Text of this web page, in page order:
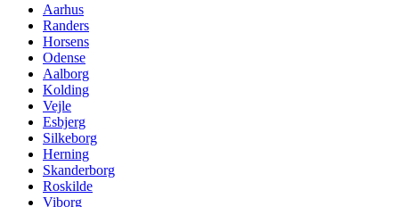
Aarhus
Randers
Horsens
Odense
Aalborg
Kolding
Vejle
Esbjerg
Silkeborg
Herning
Skanderborg
Roskilde
Viborg